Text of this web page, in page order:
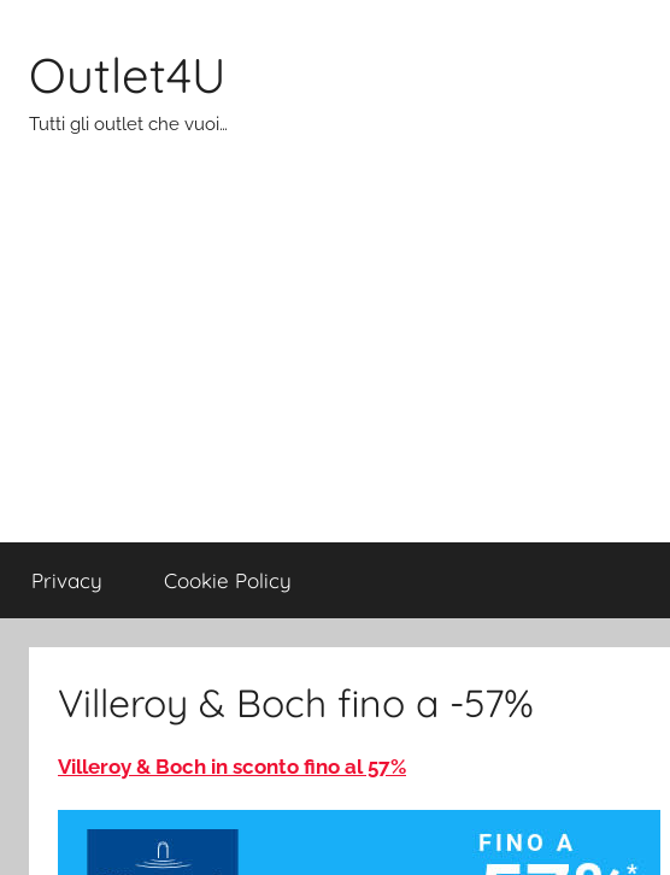
contenuto
Outlet4U
Tutti gli outlet che vuoi…
Privacy Cookie Policy
Villeroy & Boch fino a -57%
Villeroy & Boch in sconto fino al 57%